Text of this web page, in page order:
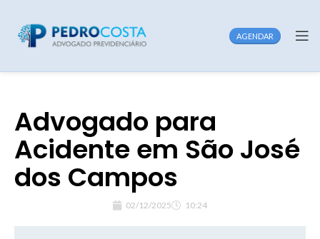
AGENDAR
Advogado para
Acidente em São José
dos Campos
02/12/2025 10:24